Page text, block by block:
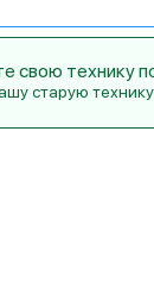
свою технику
старую технику